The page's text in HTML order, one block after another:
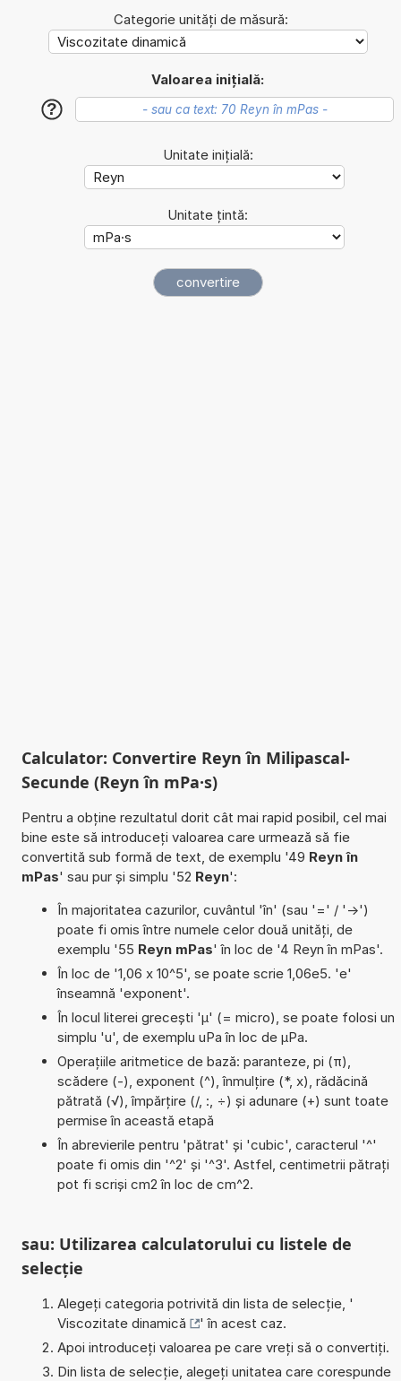
Categorie unități de măsură:
Valoarea inițială:
?
Unitate inițială:
Unitate țintă:
Calculator: Convertire Reyn în Milipascal-
Secunde (Reyn în mPa·s)
Pentru a obține rezultatul dorit cât mai rapid posibil, cel mai
bine este să introduceți valoarea care urmează să fie
convertită sub formă de text, de exemplu '49 Reyn în
mPas' sau pur și simplu '52 Reyn':
În majoritatea cazurilor, cuvântul 'în' (sau '=' / '->')
poate fi omis între numele celor două unități, de
exemplu '55 Reyn mPas' în loc de '4 Reyn în mPas'.
În loc de '1,06 x 10^5', se poate scrie 1,06e5. 'e'
înseamnă 'exponent'.
În locul literei grecești 'µ' (= micro), se poate folosi un
simplu 'u', de exemplu uPa în loc de µPa.
Operațiile aritmetice de bază: paranteze, pi (π),
scădere (-), exponent (^), înmulțire (*, x), rădăcină
pătrată (√), împărțire (/, :, ÷) și adunare (+) sunt toate
permise în această etapă
În abrevierile pentru 'pătrat' și 'cubic', caracterul '^'
poate fi omis din '^2' și '^3'. Astfel, centimetrii pătrați
pot fi scriși cm2 în loc de cm^2.
sau: Utilizarea calculatorului cu listele de
selecție
Alegeți categoria potrivită din lista de selecție, '
Viscozitate dinamică
' în acest caz.
Apoi introduceți valoarea pe care vreți să o convertiți.
Din lista de selecție, alegeți unitatea care corespunde